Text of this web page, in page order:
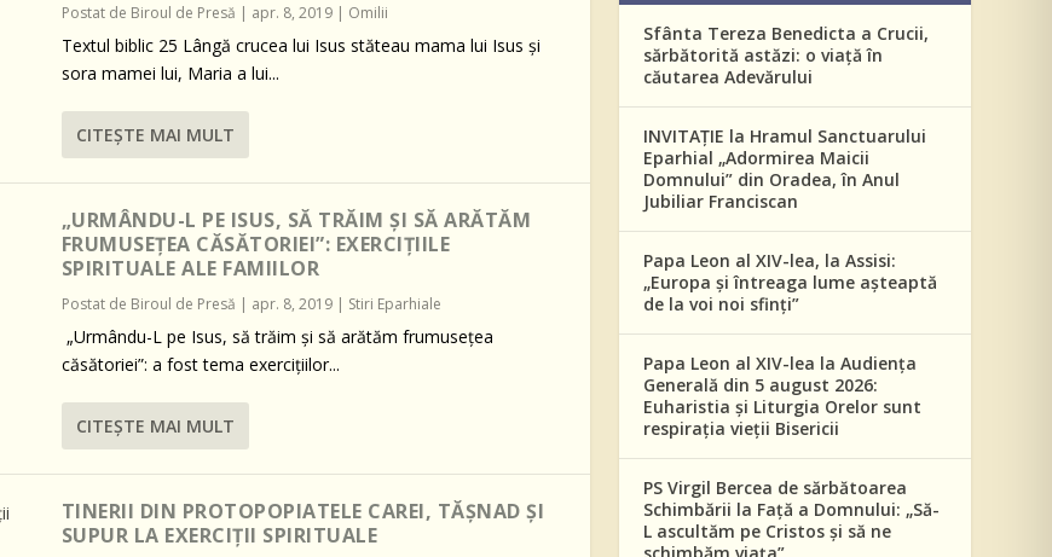
Postat de Biroul de Presă | apr. 8, 2019| Omilii
Textul biblic 25 Lângă crucea lui Isus stăteau mama lui Isus şi
sora mamei lui, Maria a lui...
CITEŞTE MAI MULT
„URMÂNDU-L PE ISUS, SĂ TRĂIM ȘI SĂ ARĂTĂM
FRUMUSEȚEA CĂSĂTORIEI”: EXERCIȚIILE
SPIRITUALE ALE FAMIILOR
Postat de Biroul de Presă | apr. 8, 2019| Stiri Eparhiale
„Urmându-L pe Isus, să trăim și să arătăm frumusețea
căsătoriei”: a fost tema exercițiilor...
CITEŞTE MAI MULT
TINERII DIN PROTOPOPIATELE CAREI, TĂȘNAD ȘI
SUPUR LA EXERCIȚII SPIRITUALE
Sfânta Tereza Benedicta a Crucii,
sărbătorită astăzi: o viață în
căutarea Adevărului
INVITAȚIE la Hramul Sanctuarului
Eparhial „Adormirea Maicii
Domnului” din Oradea, în Anul
Jubiliar Franciscan
Papa Leon al XIV-lea, la Assisi:
„Europa și întreaga lume așteaptă
de la voi noi sfinți”
Papa Leon al XIV-lea la Audiența
Generală din 5 august 2026:
Euharistia și Liturgia Orelor sunt
respirația vieții Bisericii
PS Virgil Bercea de sărbătoarea
Schimbării la Față a Domnului: „Să-
L ascultăm pe Cristos și să ne